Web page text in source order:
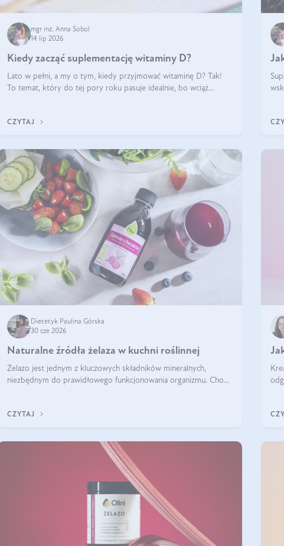
mgr inż. Anna Sobol
14 lip 2026
Kiedy zacząć suplementację witaminy D?
Lato w pełni, a my o tym, kiedy przyjmować witaminę D? Tak!
To temat, który do tej pory roku pasuje idealnie, bo wciąż
słońcu, aby witami
CZYTAJ
Dietetyk Paulina Górska
30 cze 2026
Naturalne źródła żelaza w kuchni roślinnej
Żelazo jest jednym z kluczowych składników mineralnych,
niezbędnym do prawidłowego funkcjonowania organizmu. Choć
źródeł tego pierwiastka.
CZYTAJ
prze